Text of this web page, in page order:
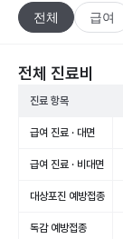
전체 급여
전체 진료비
진료 항목
급여 진료 · 대면
급여 진료 · 비대면
대상포진 예방접종
독감 예방접종